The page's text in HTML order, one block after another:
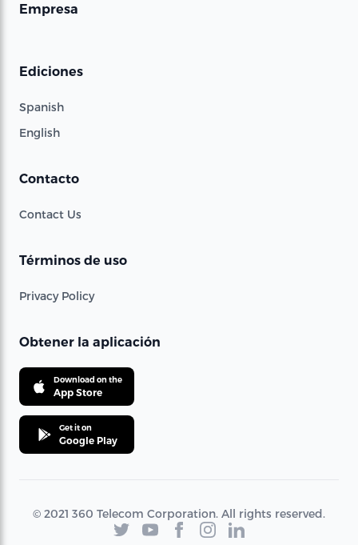
Empresa
Ediciones
Spanish
English
Contacto
Contact Us
Términos de uso
Privacy Policy
Obtener la aplicación
Download on the
App Store
Get it on
Google Play
© 2021 360 Telecom Corporation. All rights reserved.